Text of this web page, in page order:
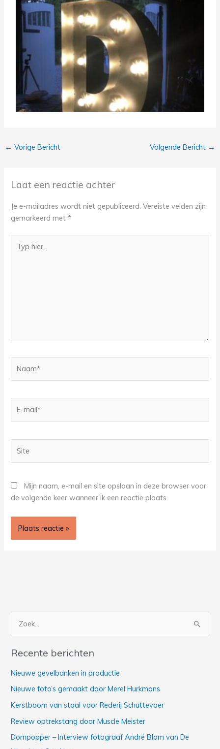
← Vorige Bericht Volgende Bericht →
Laat een reactie achter
Je e-mailadres wordt niet gepubliceerd. Vereiste velden zijn
gemarkeerd met*
hier...
mail*
Mijn naam, e-mail en site opslaan in deze browser voor
de volgende keer wanneer ik een reactie plaats.
e
k
r
:
Recente berichten
Nieuwe gevelbanken in productie
Nieuwe foto’s gemaakt door Merel Hurkmans
Kerstboom van staal voor Rederij Schuttevaer
Review optrekstang door Muscle Meister
Dompopper – Interview fotograaf André Blom van De